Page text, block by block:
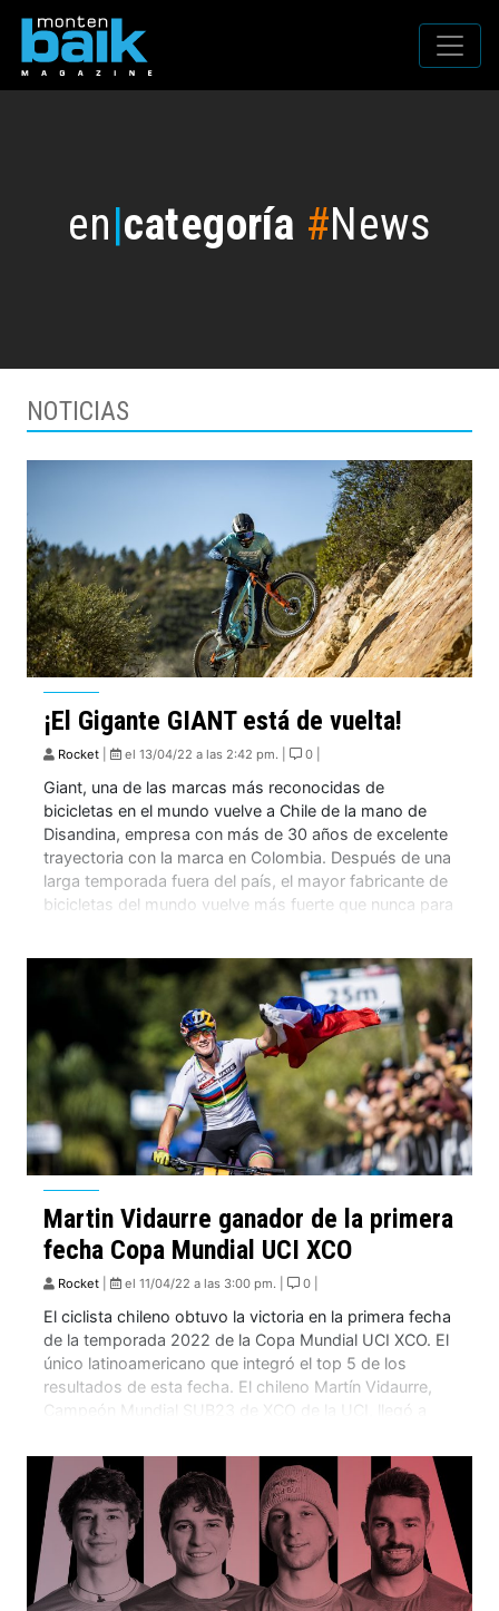
en|categoría #News
NOTICIAS
¡El Gigante GIANT está de vuelta!
Rocket el 13/04/22 a las 2:42 pm. | 0 |
Giant, una de las marcas más reconocidas de
bicicletas en el mundo vuelve a Chile de la mano de
Disandina, empresa con más de 30 años de excelente
trayectoria con la marca en Colombia. Después de una
larga temporada fuera del país, el mayor fabricante de
bicicletas del mundo vuelve más fuerte que nunca para
Martin Vidaurre ganador de la primera
fecha Copa Mundial UCI XCO
Rocket el 11/04/22 a las 3:00 pm. | 0 |
El ciclista chileno obtuvo la victoria en la primera fecha
de la temporada 2022 de la Copa Mundial UCI XCO. El
único latinoamericano que integró el top 5 de los
resultados de esta fecha. El chileno Martín Vidaurre,
Campeón Mundial SUB23 de XCO de la UCI, llegó a